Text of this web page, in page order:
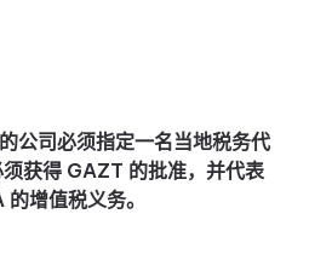
公司必须指定一名当地税务代
获得 GAZT 的批准，并代表
增值税义务。